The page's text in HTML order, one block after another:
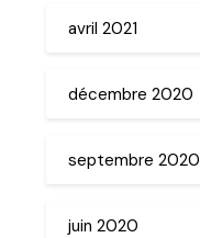
avril 2021
décembre 2020
septembre 2020
juin 2020